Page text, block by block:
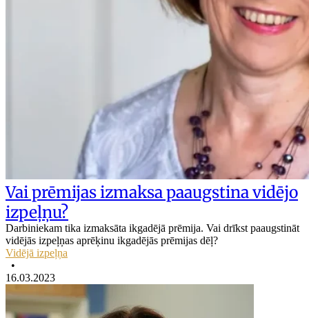
Vai prēmijas izmaksa paaugstina vidējo
izpeļņu?
Darbiniekam tika izmaksāta ikgadējā prēmija. Vai drīkst paaugstināt
vidējās izpeļņas aprēķinu ikgadējās prēmijas dēļ?
Vidējā izpeļņa
•
16.03.2023